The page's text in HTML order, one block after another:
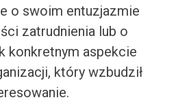
o swoim entuzjazmie
zatrudnienia lub o
konkretnym aspekcie
który wzbudził